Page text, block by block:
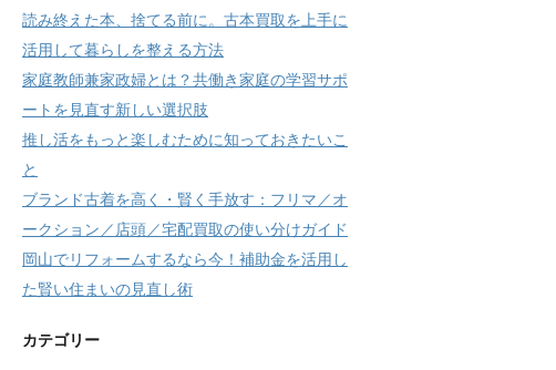
読み終えた本、捨てる前に。古本買取を上手に
活用して暮らしを整える方法
家庭教師兼家政婦とは？共働き家庭の学習サポ
ートを見直す新しい選択肢
推し活をもっと楽しむために知っておきたいこ
と
ブランド古着を高く・賢く手放す：フリマ／オ
ークション／店頭／宅配買取の使い分けガイド
岡山でリフォームするなら今！補助金を活用し
た賢い住まいの見直し術
カテゴリー